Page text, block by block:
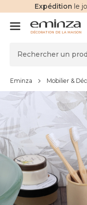
Expédition le
DÉCORATION DE LA MAISON
Eminza Mobilier &